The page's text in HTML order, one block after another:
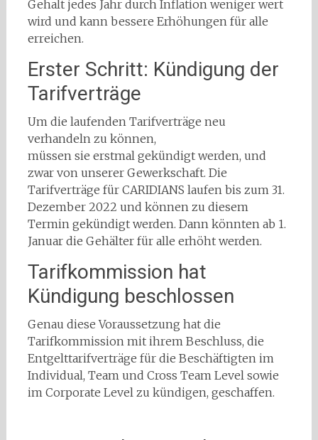
Gehalt jedes Jahr durch Inflation weniger wert
wird und kann bessere Erhöhungen für alle
erreichen.
Erster Schritt: Kündigung der
Tarifverträge
Um die laufenden Tarifverträge neu
verhandeln zu können,
müssen sie erstmal gekündigt werden, und
zwar von unserer Gewerkschaft. Die
Tarifverträge für CARIDIANS laufen bis zum 31.
Dezember 2022 und können zu diesem
Termin gekündigt werden. Dann könnten ab 1.
Januar die Gehälter für alle erhöht werden.
Tarifkommission hat
Kündigung beschlossen
Genau diese Voraussetzung hat die
Tarifkommission mit ihrem Beschluss, die
Entgelttarifverträge für die Beschäftigten im
Individual, Team und Cross Team Level sowie
im Corporate Level zu kündigen, geschaffen.